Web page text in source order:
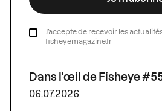
J’accepte de recevoir les
fisheyemagazine.fr
Dans l'œil de Fisheye
06.07.2026